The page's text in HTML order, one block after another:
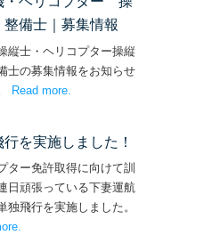
整備士｜募集情報
縦士・ヘリコプター操縦
士の募集情報をお知らせ
Read more
を実施しました！
ター免許取得に向けて訓
日頑張っている下妻運航
独飛行を実施しました。
– ‘単独飛行を実施しました！’
.